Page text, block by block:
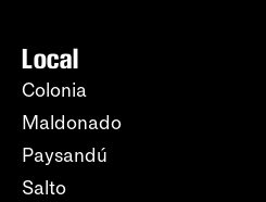
Local
Colonia
Maldonado
Paysandú
Salto